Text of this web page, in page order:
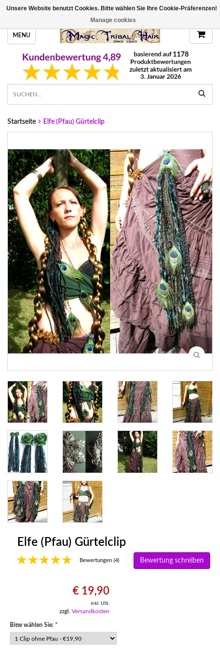
HANDGEFERTIGTE HAARTEILE, DEINE FARBE
MENU
Startseite Elfe (Pfau) Gürtelclip
Elfe (Pfau) Gürtelclip
Bewertungen (4) Bewertung schreiben
€ 19,90
inkl. USt.
zzgl. Versandkosten
Bitte wählen Sie: *
Unsere Website benutzt Cookies. Bitte wählen Sie Ihre Cookie-Präferenzen!
Manage cookies